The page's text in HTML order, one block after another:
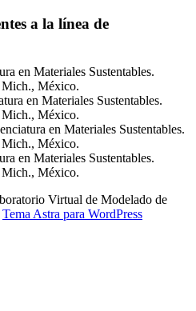
a la línea de
en Materiales Sustentables.
México.
en Materiales Sustentables.
México.
en Materiales Sustentables.
México.
en Materiales Sustentables.
México.
Virtual de Modelado de
Tema Astra para WordPress